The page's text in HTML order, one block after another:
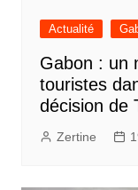
Actualité
Gabon : un
touristes
décision de
Zertine